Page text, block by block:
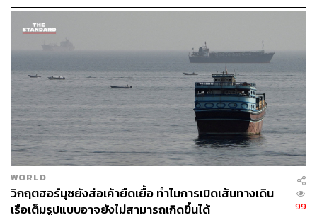
ว่า “ข้อตกลงขั้นสุดท้ายสำหรับการหยุดยิงที่ยั่งยืน ยังไม่เป็น
รูปเป็นร่าง”
ภาพ : LUDOVIC MARIN/Pool via REUTERS
อ้างอิง:
https://www.bbc.com/news/articles/ce8mv6l6eezo
https://www.reuters.com/world/asia-pacific/iran-us-ag
ree-halt-war-reopen-hormuz-sending-oil-prices-tumbl
ing-2026-06-15/
https://www.aljazeera.com/news/liveblog/2026/6/16/i
ran-war-live-trump-says-mou-with-tehran-signed-elec
WORLD
วิกฤตฮอร์มุซยังส่อเค้ายืดเยื้อ ทำไมการเปิดเส้นทางเดิน
เรือเต็มรูปแบบอาจยังไม่สามารถเกิดขึ้นได้
99